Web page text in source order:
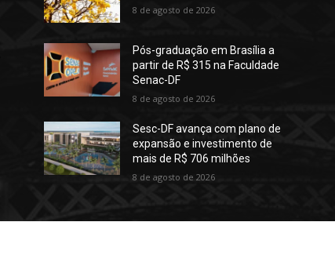
8 de agosto de 2026
Pós-graduação em Brasília a
partir de R$ 315 na Faculdade
Senac-DF
8 de agosto de 2026
Sesc-DF avança com plano de
expansão e investimento de
mais de R$ 706 milhões
8 de agosto de 2026